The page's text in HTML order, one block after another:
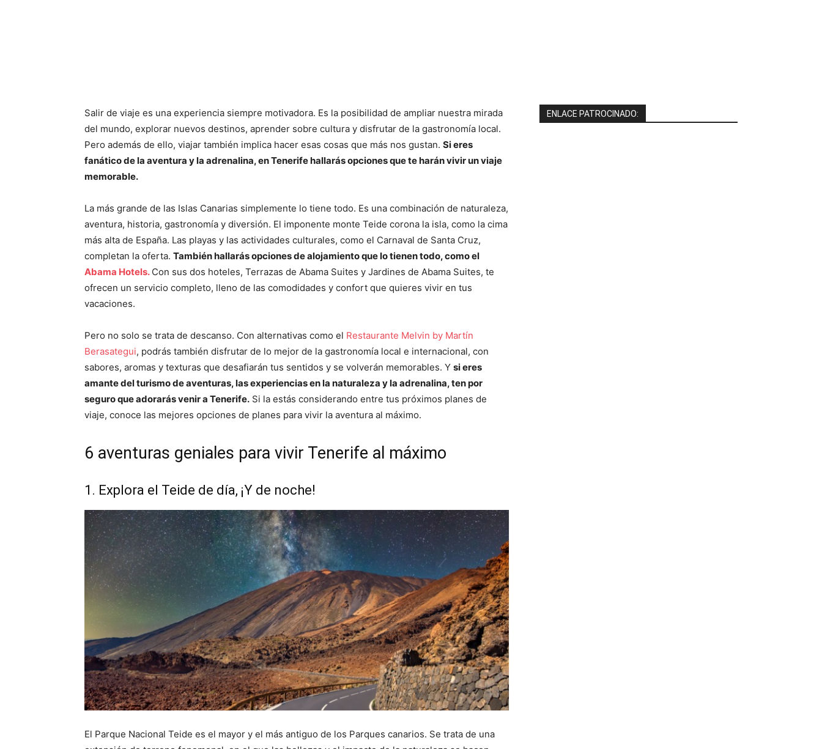
Salir de viaje es una experiencia siempre motivadora. Es la posibilidad de ampliar nuestra mirada
del mundo, explorar nuevos destinos, aprender sobre cultura y disfrutar de la gastronomía local.
Pero además de ello, viajar también implica hacer esas cosas que más nos gustan. Si eres
fanático de la aventura y la adrenalina, en Tenerife hallarás opciones que te harán vivir un viaje
memorable.
La más grande de las Islas Canarias simplemente lo tiene todo. Es una combinación de naturaleza,
aventura, historia, gastronomía y diversión. El imponente monte Teide corona la isla, como la cima
más alta de España. Las playas y las actividades culturales, como el Carnaval de Santa Cruz,
completan la oferta. También hallarás opciones de alojamiento que lo tienen todo, como el
Abama Hotels. Con sus dos hoteles, Terrazas de Abama Suites y Jardines de Abama Suites, te
ofrecen un servicio completo, lleno de las comodidades y confort que quieres vivir en tus
vacaciones.
Pero no solo se trata de descanso. Con alternativas como el Restaurante Melvin by Martín
Berasategui, podrás también disfrutar de lo mejor de la gastronomía local e internacional, con
sabores, aromas y texturas que desafiarán tus sentidos y se volverán memorables. Y sieres
amante del turismo de aventuras, las experiencias en la naturaleza y la adrenalina, ten por
seguro que adorarás venir a Tenerife. Si la estás considerando entre tus próximos planes de
viaje, conoce las mejores opciones de planes para vivir la aventura al máximo.
6 aventuras geniales para vivir Tenerife al máximo
1. Explora el Teide de día, ¡Y de noche!
El Parque Nacional Teide es el mayor y el más antiguo de los Parques canarios. Se trata de una
ENLACE PATROCINADO: